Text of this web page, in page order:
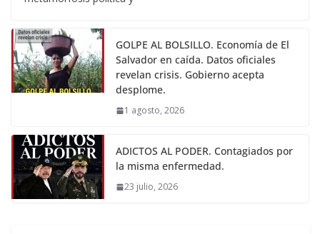
GOLPE AL BOLSILLO. Economía de El
Salvador en caída. Datos oficiales
revelan crisis. Gobierno acepta
desplome.
1 agosto, 2026
ADICTOS AL PODER. Contagiados por
la misma enfermedad.
23 julio, 2026